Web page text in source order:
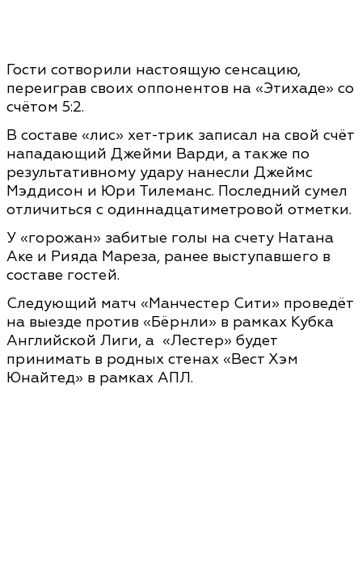
Гости сотворили настоящую сенсацию,
переиграв своих оппонентов на «Этихаде» со
счётом 5:2.
В составе «лис» хет-трик записал на свой счёт
нападающий Джейми Варди, а также по
результативному удару нанесли Джеймс
Мэддисон и Юри Тилеманс. Последний сумел
отличиться с одиннадцатиметровой отметки.
У «горожан» забитые голы на счету Натана
Аке и Рияда Мареза, ранее выступавшего в
составе гостей.
Следующий матч «Манчестер Сити» проведёт
на выезде против «Бёрнли» в рамках Кубка
Английской Лиги, а «Лестер» будет
принимать в родных стенах «Вест Хэм
Юнайтед» в рамках АПЛ.